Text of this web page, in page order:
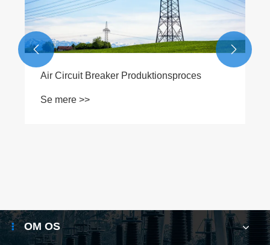
 
OM OS